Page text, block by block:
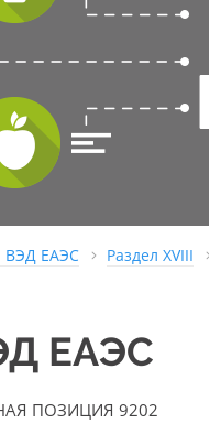
ВЭД ЕАЭС Раздел XVIII
ЕАЭС
ПОЗИЦИЯ 9202